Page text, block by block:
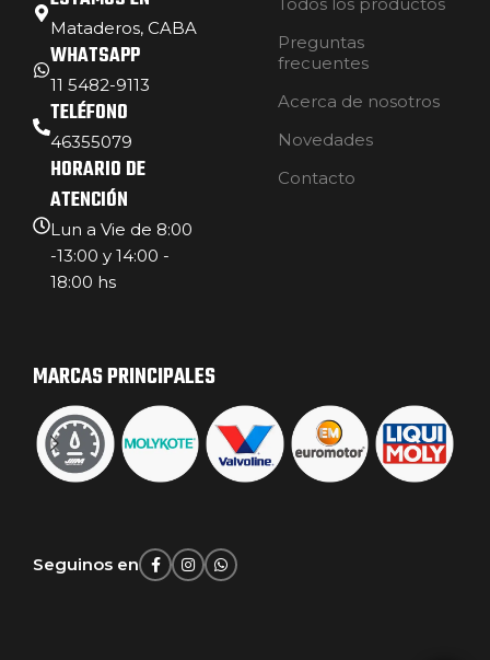
Mataderos, CABA
WHATSAPP
11 5482-9113
TELÉFONO
46355079
HORARIO DE
ATENCIÓN
Lun a Vie de 8:00
-13:00 y 14:00 -
18:00 hs
Preguntas
frecuentes
Acerca de nosotros
Novedades
Contacto
MARCAS PRINCIPALES
Seguinos en